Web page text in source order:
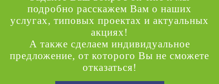
подробно расскажем Вам о наших
услугах, типовых проектах и актуальных
акциях!
А также сделаем индивидуальное
предложение, от которого Вы не сможете
отказаться!